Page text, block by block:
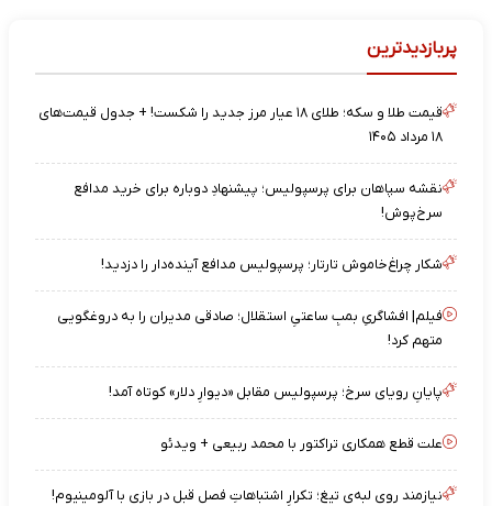
پربازدیدترین
قیمت طلا و سکه؛ طلای ۱۸ عیار مرز جدید را شکست! + جدول قیمت‌های
۱۸ مرداد ۱۴۰۵
نقشه‌ سپاهان برای پرسپولیس؛ پیشنهادِ دوباره برای خرید مدافع
سرخ‌پوش!
شکار چراغ‌خاموش تارتار؛ پرسپولیس مدافع آینده‌دار را دزدید!
فیلم| افشاگریِ بمبِ ساعتیِ استقلال؛ صادقی مدیران را به دروغگویی
متهم کرد!
پایانِ رویای سرخ؛ پرسپولیس مقابل «دیوارِ دلار» کوتاه آمد!
علت قطع همکاری تراکتور با محمد ربیعی + ویدئو
نیازمند روی لبه‌ی تیغ؛ تکرارِ اشتباهاتِ فصل قبل در بازی با آلومینیوم!